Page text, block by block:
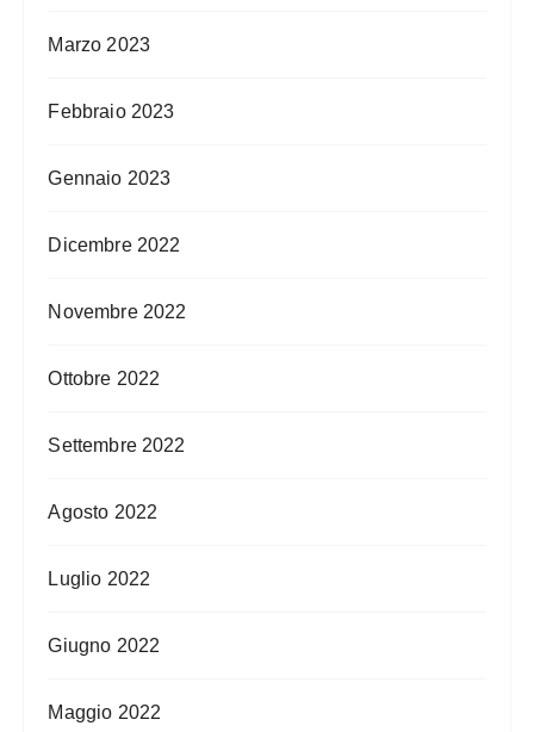
Marzo 2023
Febbraio 2023
Gennaio 2023
Dicembre 2022
Novembre 2022
Ottobre 2022
Settembre 2022
Agosto 2022
Luglio 2022
Giugno 2022
Maggio 2022